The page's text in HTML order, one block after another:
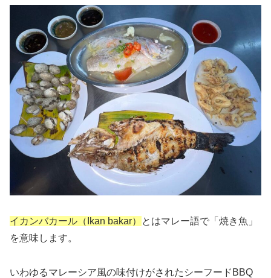
イカンバカール（Ikan bakar）
とはマレー語で「焼き魚」
を意味します。
いわゆるマレーシア風の味付けがされたシーフードBBQ